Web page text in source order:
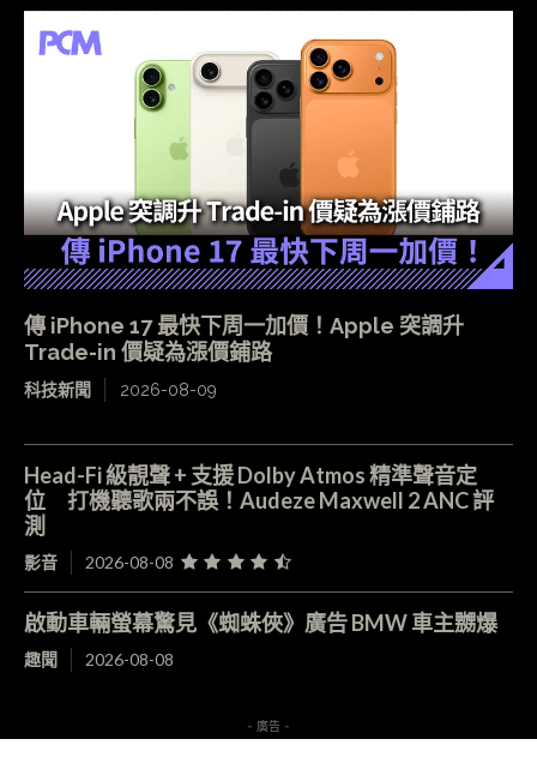
傳 iPhone 17 最快下周一加價！Apple 突調升
Trade-in 價疑為漲價鋪路
科技新聞 2026-08-09
Head-Fi 級靚聲 + 支援 Dolby Atmos 精準聲音定
位 打機聽歌兩不誤！Audeze Maxwell 2 ANC 評
測
影音 2026-08-08
啟動車輛螢幕驚見《蜘蛛俠》廣告 BMW 車主嬲爆
趣聞 2026-08-08
- 廣告 -